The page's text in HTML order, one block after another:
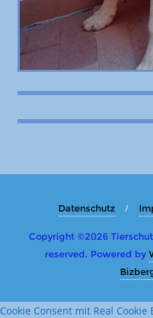
Datenschutz
Copyright ©2026
reserved. Powered by
Cookie Consent mit Real Cookie